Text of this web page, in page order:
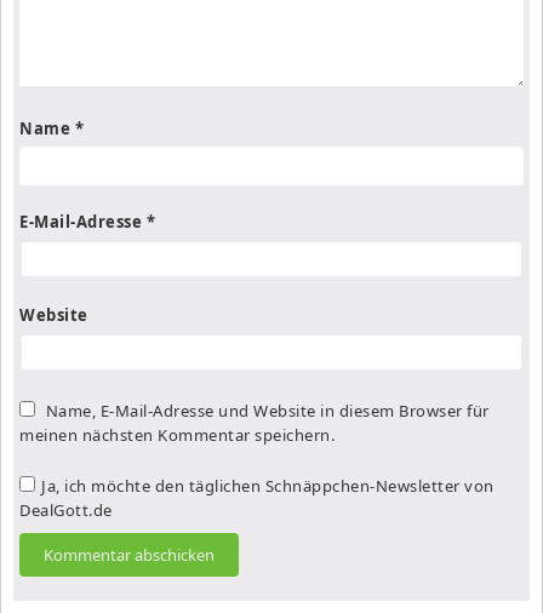
Name *
E-Mail-Adresse *
Website
Name, E-Mail-Adresse und Website in diesem Browser für
meinen nächsten Kommentar speichern.
Ja, ich möchte den täglichen Schnäppchen-Newsletter von
DealGott.de